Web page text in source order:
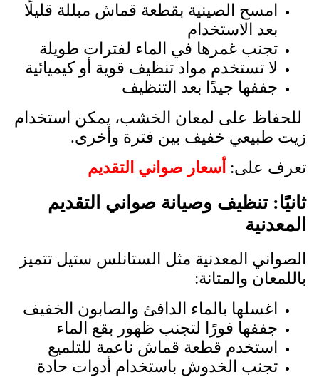
امسح الصينية بقطعة قماش مبللة قليلًا
بعد الاستخدام
تجنب غمرها في الماء لفترات طويلة
لا تستخدم مواد تنظيف قوية أو كيميائية
جففها جيدًا بعد التنظيف
للحفاظ على لمعان الخشب، يمكن استخدام
زيت طبيعي خفيف بين فترة وأخرى.
تعرف على: أسعار صواني التقديم
ثانيًا: تنظيف وصيانة صواني التقديم
المعدنية
الصواني المعدنية مثل الستانلس ستيل تتميز
باللمعان والمتانة:
اغسلها بالماء الدافئ والصابون الخفيف
جففها فورًا لتجنب ظهور بقع الماء
استخدم قطعة قماش ناعمة للتلميع
تجنب الخدوش باستخدام أدوات حادة